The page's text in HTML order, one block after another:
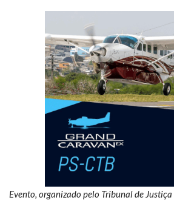
Evento, organizado pelo Tribunal de Justiça